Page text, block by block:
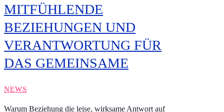
MITFÜHLENDE
BEZIEHUNGEN UND
VERANTWORTUNG FÜR
DAS GEMEINSAME
NEWS
Warum Beziehung die leise, wirksame Antwort auf